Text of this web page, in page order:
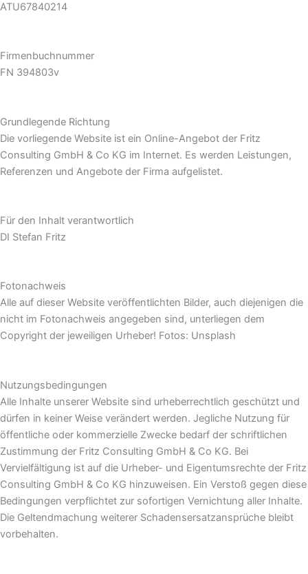
ATU67840214
Firmenbuchnummer
FN 394803v
Grundlegende Richtung
Die vorliegende Website ist ein Online-Angebot der Fritz
Consulting GmbH & Co KG im Internet. Es werden Leistungen,
Referenzen und Angebote der Firma aufgelistet.
Für den Inhalt verantwortlich
DI Stefan Fritz
Fotonachweis
Alle auf dieser Website veröffentlichten Bilder, auch diejenigen die
nicht im Fotonachweis angegeben sind, unterliegen dem
Copyright der jeweiligen Urheber! Fotos: Unsplash
Nutzungsbedingungen
Alle Inhalte unserer Website sind urheberrechtlich geschützt und
dürfen in keiner Weise verändert werden. Jegliche Nutzung für
öffentliche oder kommerzielle Zwecke bedarf der schriftlichen
Zustimmung der Fritz Consulting GmbH & Co KG. Bei
Vervielfältigung ist auf die Urheber- und Eigentumsrechte der Fritz
Consulting GmbH & Co KG hinzuweisen. Ein Verstoß gegen diese
Bedingungen verpflichtet zur sofortigen Vernichtung aller Inhalte.
Die Geltendmachung weiterer Schadensersatzansprüche bleibt
vorbehalten.